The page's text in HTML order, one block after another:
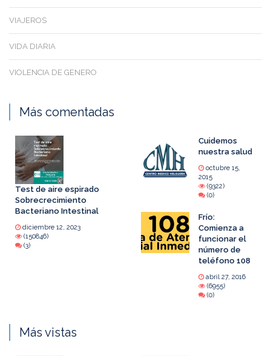
VIAJEROS
VIDA DIARIA
VIOLENCIA DE GENERO
Más comentadas
Test de aire espirado
Sobrecrecimiento
Bacteriano Intestinal
diciembre 12, 2023
(150846)
(3)
Cuidemos
nuestra salud
octubre 15,
2015
(9322)
(0)
Frío:
Comienza a
funcionar el
número de
teléfono 108
abril 27, 2016
(6955)
(0)
Más vistas